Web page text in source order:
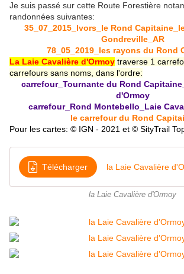
Je suis passé sur cette Route Forestière
randonnées suivantes:
35_07_2015_Ivors_le Rond
Gondreville_AR
78_05_2019_les rayons du Rond
La Laie Cavalière d'Ormoy traverse 1
carrefours sans noms, dans l'ordre:
carrefour_Tournante du Rond
d'Ormoy
carrefour_Rond Montebello_Laie
le carrefour du Rond
Pour les cartes: © IGN - 2021 et © SityTrail
Télécharger la Laie Cavalière
la Laie Cavalière d'Ormoy